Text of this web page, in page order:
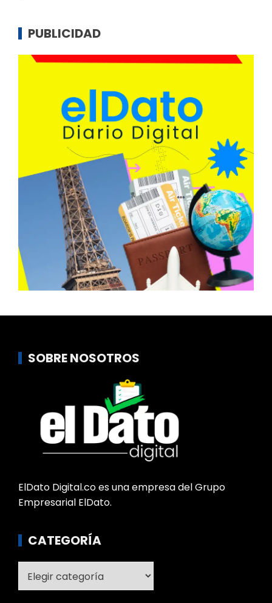
PUBLICIDAD
SOBRE NOSOTROS
ElDato Digital.co es una empresa del Grupo
Empresarial ElDato.
CATEGORÍA